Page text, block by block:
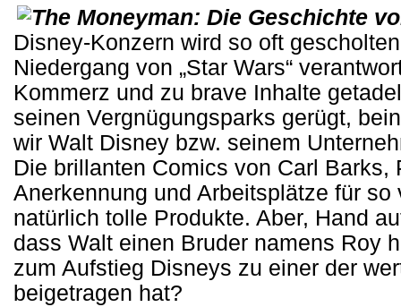
Disney-Konzern wird so oft
Niedergang von „Star Wars“
Kommerz und zu brave Inhalte
seinen Vergnügungsparks gerügt,
wir Walt Disney bzw. seinem
Die brillanten Comics von Carl Barks,
Anerkennung und Arbeitsplätze für
natürlich tolle Produkte. Aber, Hand
dass Walt einen Bruder namens Roy
zum Aufstieg Disneys zu einer der
beigetragen hat?